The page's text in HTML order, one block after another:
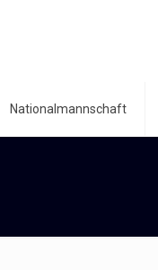
Nationalmannschaft